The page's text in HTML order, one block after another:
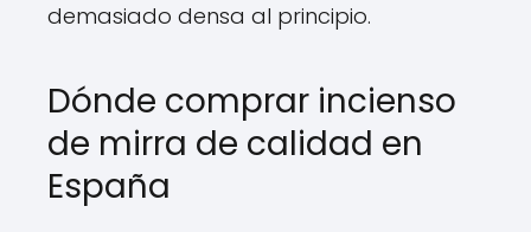
demasiado densa al principio.
Dónde comprar incienso
de mirra de calidad en
España